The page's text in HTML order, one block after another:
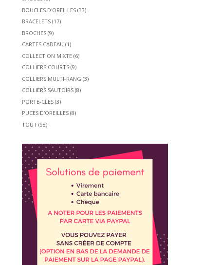
BOUCLES D'OREILLES (33)
BRACELETS (17)
BROCHES (9)
CARTES CADEAU (1)
COLLECTION MIXTE (6)
COLLIERS COURTS (9)
COLLIERS MULTI-RANG (3)
COLLIERS SAUTOIRS (8)
PORTE-CLES (3)
PUCES D'OREILLES (8)
TOUT (98)